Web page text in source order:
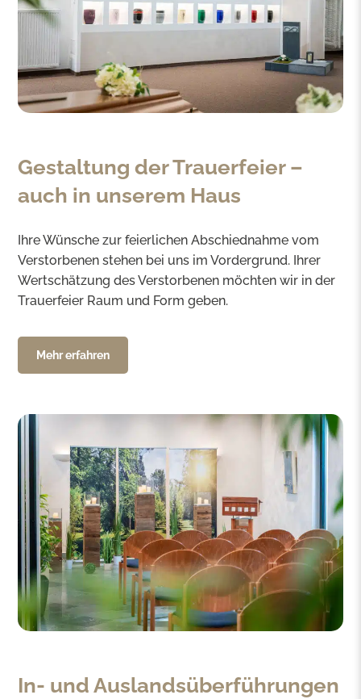
Gestaltung der Trauerfeier –
auch in unserem Haus
Ihre Wünsche zur feierlichen Abschiednahme vom
Verstorbenen stehen bei uns im Vordergrund. Ihrer
Wertschätzung des Verstorbenen möchten wir in der
Trauerfeier Raum und Form geben.
Mehr erfahren
In- und Auslandsüberführungen